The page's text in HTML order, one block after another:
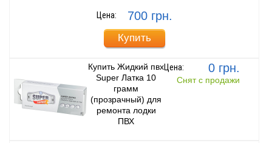
Цена: 700 грн.
Купить
Купить Жидкий пвх
Super Латка 10
грамм
(прозрачный) для
ремонта лодки
ПВХ
Цена: 0 грн.
Снят с продажи